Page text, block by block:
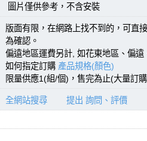
圖片僅供參考，不含安裝
版面有限，在網路上找不到的，可直接
為確認。
偏遠地區運費另計, 如花東地區、偏遠
如何指定訂購 產品規格(顏色)
限量供應1(組/個)，售完為止(大量訂
全網站搜尋 提出 詢問、評價